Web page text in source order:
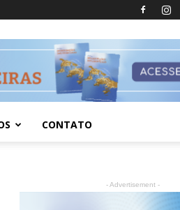
CONTATO
- Advertisement -